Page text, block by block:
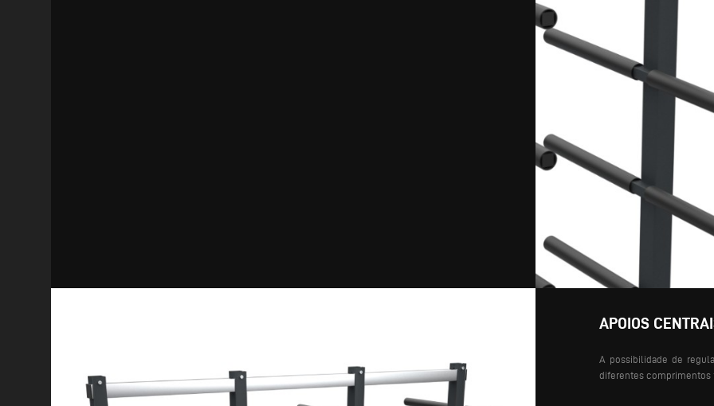
APOIOS
A possibilidade de
diferentes comprimentos